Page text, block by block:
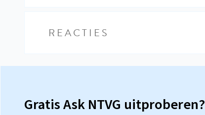
REACTIES
Gratis Ask NTVG uitproberen?